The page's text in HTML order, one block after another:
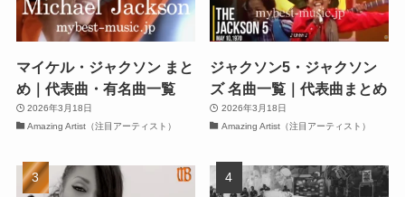
マイケル・ジャクソン まと
め｜代表曲・有名曲一覧
2026年3月18日
Amazing Artist（注目アーティスト）
ジャクソン5・ジャクソン
ズ 名曲一覧｜代表曲まとめ
2026年3月18日
Amazing Artist（注目アーティスト）